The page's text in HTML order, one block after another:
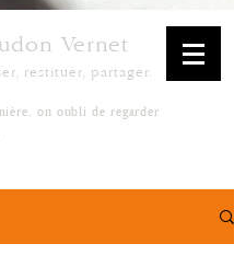
Vernet
restituer, partager.
on oubli de regarder